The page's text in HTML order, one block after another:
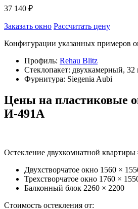
37 140 ₽
Заказать окно Рассчитать цену
Конфигурации указанных примеров
Профиль: Rehau Blitz
Стеклопакет: двухкамерный,
Фурнитура: Siegenia Aubi
Цены на пластиковые
И-491А
Остекление двухкомнатной квартиры
Двухстворчатое окно 1560 ×
Трехстворчатое окно 1760 ×
Балконный блок 2260 × 2200
Стоимость остекления от: